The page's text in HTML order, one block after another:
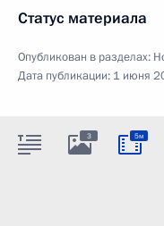
Статус материала
Опубликован в разделах:
Дата публикации: 1 июня
3 5м